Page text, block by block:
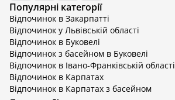
Популярні категорії
Відпочинок в Закарпатті
Відпочинок у Львівській області
Відпочинок в Буковелі
Відпочинок з басейном в Буковелі
Відпочинок в Івано-Франківській області
Відпочинок в Карпатах
Відпочинок в Карпатах з басейном